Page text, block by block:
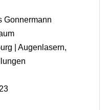
Gonnermann
| Augenlasern,